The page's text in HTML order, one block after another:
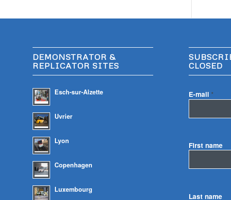
DEMONSTRATOR &
REPLICATOR SITES
Esch-sur-Alzette
Uvrier
Lyon
Copenhagen
Luxembourg
CLOSED
E-mail *
First name
Last name